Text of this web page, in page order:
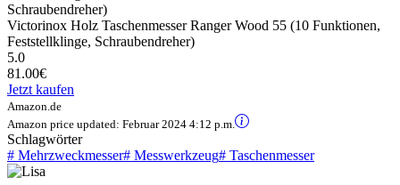
Victorinox Holz Taschenmesser Ranger Wood 55 (10 Funktionen,
Feststellklinge, Schraubendreher)
5.0
81.00€
Jetzt kaufen
Amazon.de
Amazon price updated: Februar 2024 4:12 p.m.
Schlagwörter
# Mehrzweckmesser# Messwerkzeug# Taschenmesser